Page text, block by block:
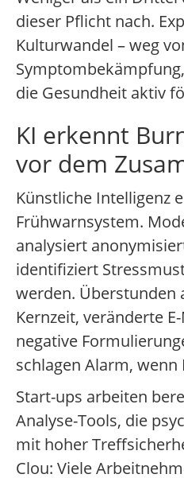
dieser Pflicht nach.
Kulturwandel – weg
die Gesundheit aktiv
KI erkennt
vor dem
Künstliche Intelligenz
Frühwarnsystem.
analysiert
identifiziert
werden. Überstunden
Kernzeit, veränderte
negative
schlagen Alarm,
Start-ups arbeiten
Analyse-Tools, die
mit hoher
Clou: Viele